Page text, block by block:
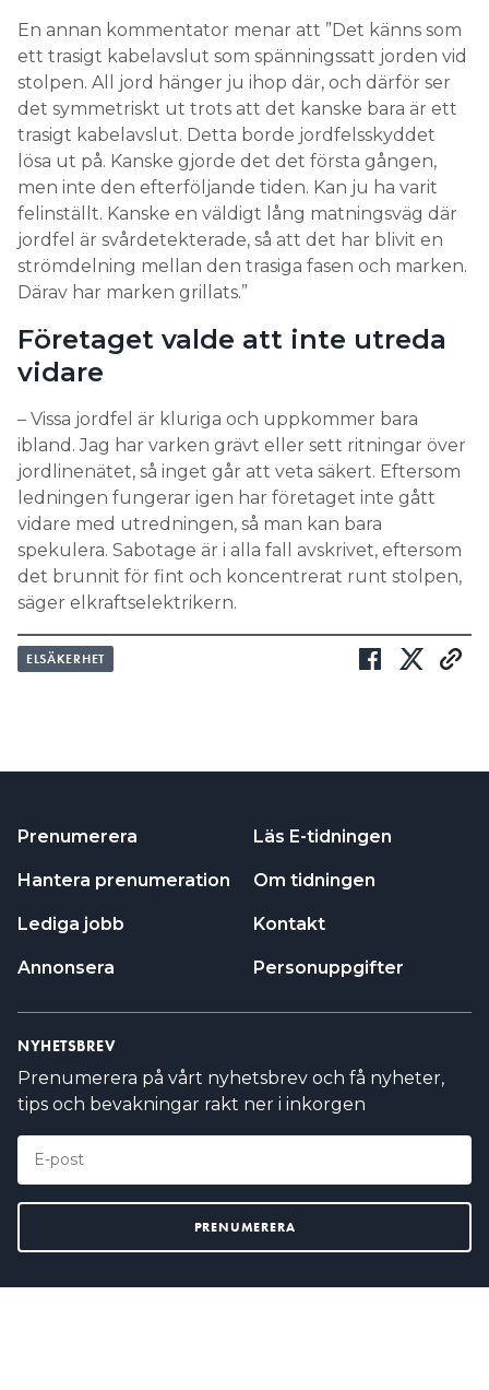
En annan kommentator menar att ”Det känns som
ett trasigt kabelavslut som spänningssatt jorden vid
stolpen. All jord hänger ju ihop där, och därför ser
det symmetriskt ut trots att det kanske bara är ett
trasigt kabelavslut. Detta borde jordfelsskyddet
lösa ut på. Kanske gjorde det det första gången,
men inte den efterföljande tiden. Kan ju ha varit
felinställt. Kanske en väldigt lång matningsväg där
jordfel är svårdetekterade, så att det har blivit en
strömdelning mellan den trasiga fasen och marken.
Därav har marken grillats.”
Företaget valde att inte utreda
vidare
– Vissa jordfel är kluriga och uppkommer bara
ibland. Jag har varken grävt eller sett ritningar över
jordlinenätet, så inget går att veta säkert. Eftersom
ledningen fungerar igen har företaget inte gått
vidare med utredningen, så man kan bara
spekulera. Sabotage är i alla fall avskrivet, eftersom
det brunnit för fint och koncentrerat runt stolpen,
säger elkraftselektrikern.
ELSÄKERHET
Prenumerera
Hantera prenumeration
Lediga jobb
Annonsera
Läs E-tidningen
Om tidningen
Kontakt
Personuppgifter
NYHETSBREV
Prenumerera på vårt nyhetsbrev och få nyheter,
tips och bevakningar rakt ner i inkorgen